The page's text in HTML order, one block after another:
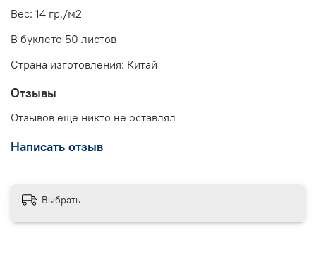
Вес: 14 гр./м2
В буклете 50 листов
Страна изготовления: Китай
Отзывы
Отзывов еще никто не оставлял
Написать отзыв
Выбрать